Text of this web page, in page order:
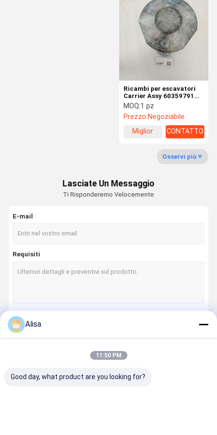
Pezzi di ricambio di estrazione mineraria
Parti dell'ingranaggio del riduttore dell'escavatore
Parti dell'escavatore di
Ricambi per escavatori
Carrier Assy 60359791
61000834 60359593 per
215C
MOQ:1 pz
Prezzo:Negoziabile
Miglior
CONTATTO
Osservi più
Lasciate Un Messaggio
Ti Risponderemo Velocemente
E-mail
Requisiti
Alisa
11:50 PM
Good day, what product are you looking for?